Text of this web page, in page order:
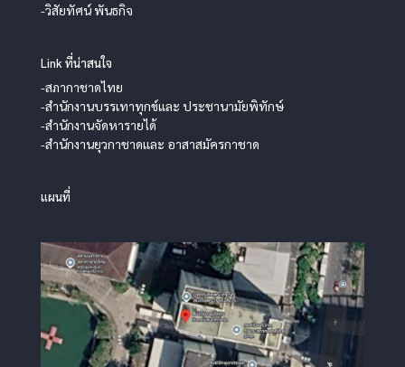
-วิสัยทัศน์ พันธกิจ
Link ที่น่าสนใจ
-สภากาชาดไทย
-สำนักงานบรรเทาทุกข์และ ประชานามัยพิทักษ์
-สำนักงานจัดหารายได้
-สำนักงานยุวกาชาดและ อาสาสมัครกาชาด
แผนที่